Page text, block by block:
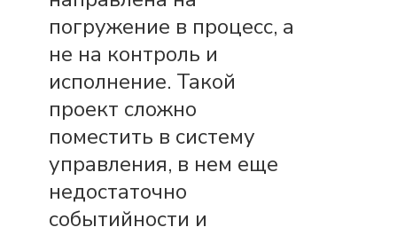
погружение в процесс, а
не на контроль и
исполнение. Такой
проект сложно
поместить в систему
управления, в нем еще
недостаточно
событийности и